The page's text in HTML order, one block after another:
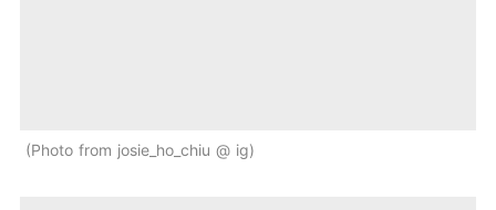
Photo from josie_ho_chiu @ ig